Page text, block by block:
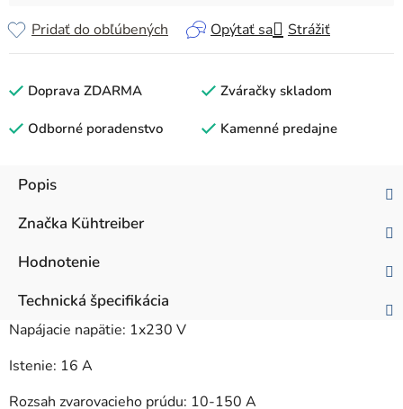
Opýtať sa Strážiť
Pridať do obľúbených
Doprava ZDARMA Zváračky skladom
Odborné poradenstvo Kamenné predajne
Popis
Značka Kühtreiber
Hodnotenie
Technická špecifikácia
Napájacie napätie: 1x230 V
Istenie: 16 A
Rozsah zvarovacieho prúdu: 10-150 A